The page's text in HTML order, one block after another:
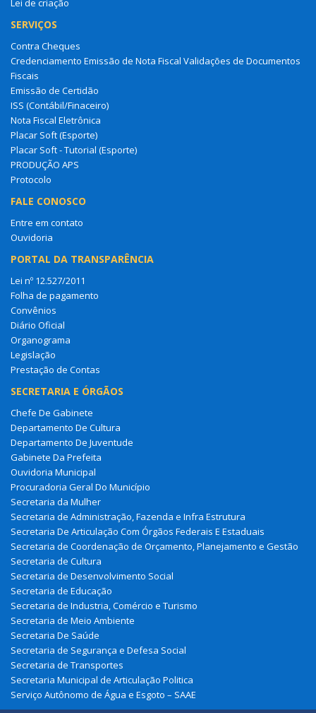
Lei de criação
SERVIÇOS
Contra Cheques
Credenciamento Emissão de Nota Fiscal Validações de Documentos
Fiscais
Emissão de Certidão
ISS (Contábil/Finaceiro)
Nota Fiscal Eletrônica
Placar Soft (Esporte)
Placar Soft - Tutorial (Esporte)
PRODUÇÃO APS
Protocolo
FALE CONOSCO
Entre em contato
Ouvidoria
PORTAL DA TRANSPARÊNCIA
Lei nº 12.527/2011
Folha de pagamento
Convênios
Diário Oficial
Organograma
Legislação
Prestação de Contas
SECRETARIA E ÓRGÃOS
Chefe De Gabinete
Departamento De Cultura
Departamento De Juventude
Gabinete Da Prefeita
Ouvidoria Municipal
Procuradoria Geral Do Município
Secretaria da Mulher
Secretaria de Administração, Fazenda e Infra Estrutura
Secretaria De Articulação Com Órgãos Federais E Estaduais
Secretaria de Coordenação de Orçamento, Planejamento e Gestão
Secretaria de Cultura
Secretaria de Desenvolvimento Social
Secretaria de Educação
Secretaria de Industria, Comércio e Turismo
Secretaria de Meio Ambiente
Secretaria De Saúde
Secretaria de Segurança e Defesa Social
Secretaria de Transportes
Secretaria Municipal de Articulação Politica
Serviço Autônomo de Água e Esgoto – SAAE